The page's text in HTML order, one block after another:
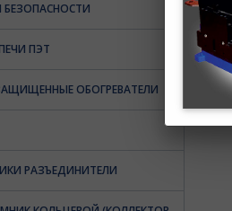
БЕЗОПАСНОСТИ
ПЭТ
ОБОГРЕВАТЕЛИ
РАЗЪЕДИНИТЕЛИ